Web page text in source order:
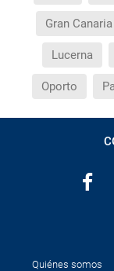
Gran Canaria
Lucerna
Oporto
Quiénes somos